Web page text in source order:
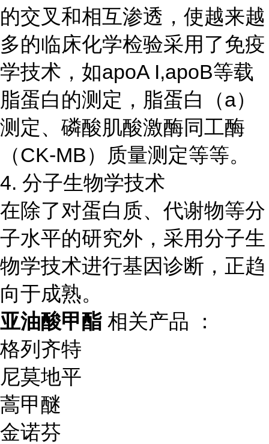
的交叉和相互渗透，使越来越
多的临床化学检验采用了免疫
学技术，如apoA I,apoB等载
脂蛋白的测定，脂蛋白（a）
测定、磷酸肌酸激酶同工酶
（CK-MB）质量测定等等。
4. 分子生物学技术
在除了对蛋白质、代谢物等分
子水平的研究外，采用分子生
物学技术进行基因诊断，正趋
向于成熟。
亚油酸甲酯 相关产品 ：
格列齐特
尼莫地平
蒿甲醚
金诺芬